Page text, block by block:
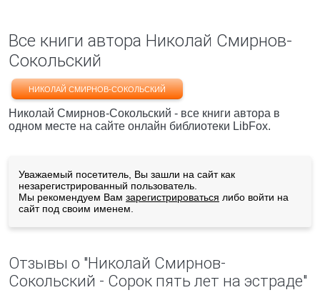
Все книги автора Николай Смирнов-
Сокольский
НИКОЛАЙ СМИРНОВ-СОКОЛЬСКИЙ
Николай Смирнов-Сокольский - все книги автора в
одном месте на сайте онлайн библиотеки LibFox.
Уважаемый посетитель, Вы зашли на сайт как
незарегистрированный пользователь.
Мы рекомендуем Вам зарегистрироваться либо войти на
сайт под своим именем.
Отзывы о "Николай Смирнов-
Сокольский - Сорок пять лет на эстраде"